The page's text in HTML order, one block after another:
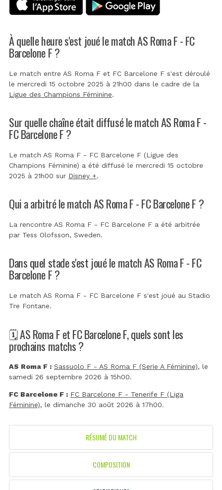
À quelle heure s'est joué le match AS Roma F - FC
Barcelone F ?
Le match entre AS Roma F et FC Barcelone F s'est déroulé
le mercredi 15 octobre 2025 à 21h00 dans le cadre de la
Ligue des Champions Féminine.
Sur quelle chaîne était diffusé le match AS Roma F -
FC Barcelone F ?
Le match AS Roma F - FC Barcelone F (Ligue des
Champions Féminine) a été diffusé le mercredi 15 octobre
2025 à 21h00 sur Disney +.
Qui a arbitré le match AS Roma F - FC Barcelone F ?
La rencontre AS Roma F - FC Barcelone F a été arbitrée
par Tess Olofsson, Sweden.
Dans quel stade s'est joué le match AS Roma F - FC
Barcelone F ?
Le match AS Roma F - FC Barcelone F s'est joué au Stadio
Tre Fontane.
🗓️ AS Roma F et FC Barcelone F, quels sont les
prochains matchs ?
AS Roma F : Sassuolo F - AS Roma F (Serie A Féminine), le
samedi 26 septembre 2026 à 15h00.
FC Barcelone F : FC Barcelone F - Tenerife F (Liga
Féminine), le dimanche 30 août 2026 à 17h00.
RÉSUMÉ DU MATCH
COMPOSITION